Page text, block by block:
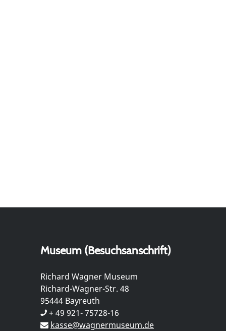
Museum (Besuchsanschrift)
Richard Wagner Museum
Richard-Wagner-Str. 48
95444 Bayreuth
+ 49 921- 75728-16
kasse@wagnermuseum.de